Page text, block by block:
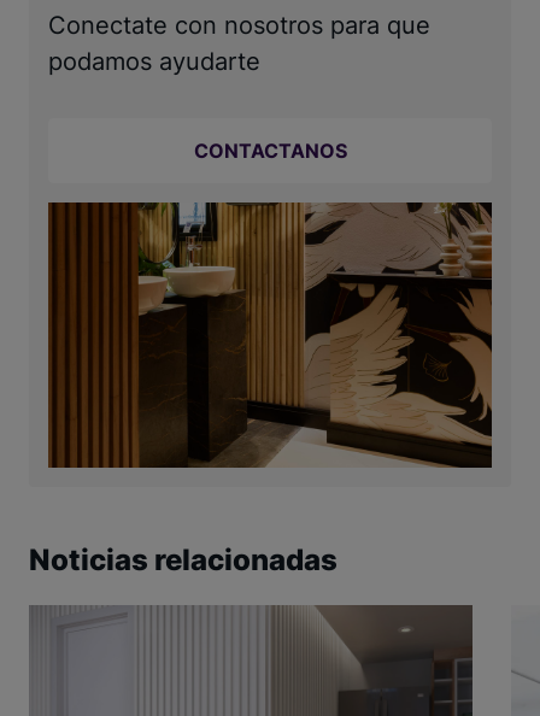
Conectate con nosotros para que
podamos ayudarte
CONTACTANOS
Noticias relacionadas